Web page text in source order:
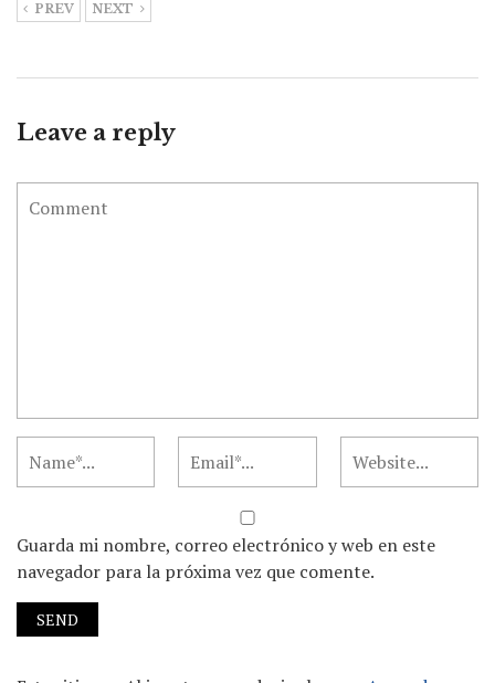
PREV NEXT
Leave a reply
Guarda mi nombre, correo electrónico y web en este
navegador para la próxima vez que comente.